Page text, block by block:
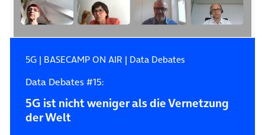
5G| BASECAMP ON AIR | Data Debates
Data Debates #15:
5G ist nicht weniger als die Vernetzung
der Welt